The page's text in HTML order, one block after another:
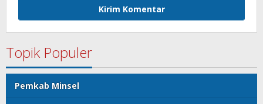
Topik Populer
Pemkab Minsel